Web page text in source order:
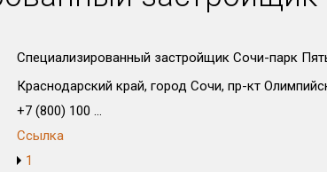
Специализированный застройщик Сочи-парк
Краснодарский край, город Сочи, пр-кт
+7 (800) 100 ...
Ссылка
1